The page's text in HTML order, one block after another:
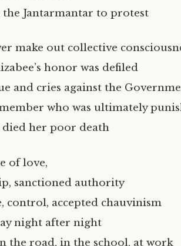
the Jantarmantar to protest
make out collective
honor was defiled
and cries against the
who was ultimately
died her poor death
of love,
sanctioned authority
control, accepted chauvinism
night after night
the road, in the school, at work